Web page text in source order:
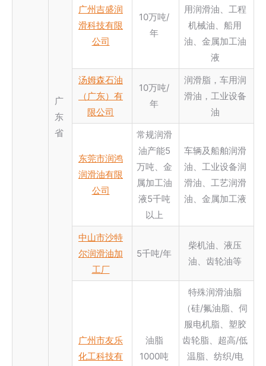
广
东
省
广州吉盛润
滑科技有限
公司
10万吨/
年
用润滑油、工程
机械油、船用
油、金属加工油
液
汤姆森石油
（广东）有
限公司
10万吨/
年
润滑脂，车用润
滑油，工业设备
油
东莞市润鸿
润滑油有限
公司
常规润滑
油产能5
万吨、金
属加工油
液5千吨
以上
车辆及船舶润滑
油、工业设备润
滑油、工艺润滑
油、金属加工液
中山市沙特
尔润滑油加
工厂
5千吨/年
柴机油、液压
油、齿轮油等
广州市友乐
化工科技有
油脂
1000吨
特殊润滑油脂
（硅/氟油脂、伺
服电机脂、塑胶
齿轮脂、超高/低
温脂、纺织/电